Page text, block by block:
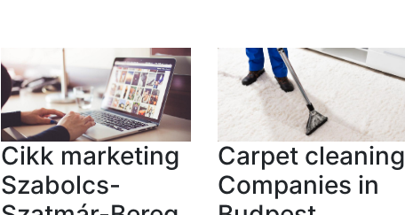
Cikk marketing
Szabolcs-
Carpet cleaning
Companies in